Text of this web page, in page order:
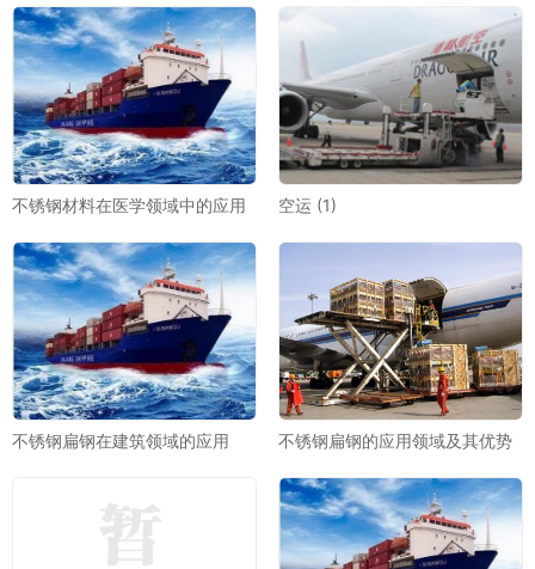
不锈钢材料在医学领域中的应用 空运 (1)
不锈钢扁钢在建筑领域的应用 不锈钢扁钢的应用领域及其优势